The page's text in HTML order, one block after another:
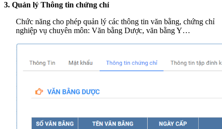
3. Quản lý Thông tin chứng chỉ
Chức năng cho phép quản lý các thông tin văn bằng, chứng chỉ
nghiệp vụ chuyên môn: Văn bằng Dược, văn bằng Y…